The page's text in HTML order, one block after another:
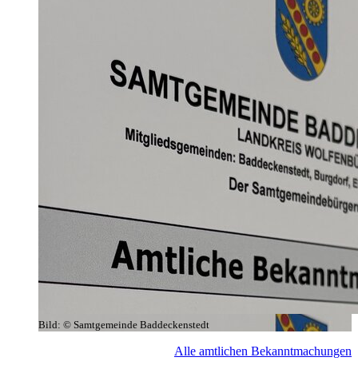
Bild: © Samtgemeinde Baddeckenstedt
Alle amtlichen Bekanntmachungen